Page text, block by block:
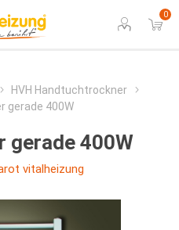
0
HVH Handtuchtrockner
gerade 400W
gerade 400W
vitalheizung